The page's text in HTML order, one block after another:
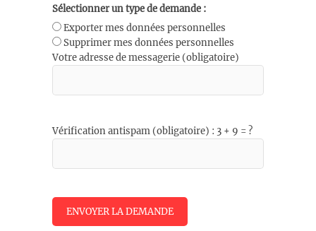
Sélectionner un type de demande :
Exporter mes données personnelles
Supprimer mes données personnelles
Votre adresse de messagerie (obligatoire)
Vérification antispam (obligatoire) : 3 + 9 = ?